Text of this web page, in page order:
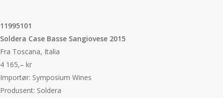
11995101
Soldera Case Basse Sangiovese 2015
Fra Toscana, Italia
4 165,– kr
Importør: Symposium Wines
Produsent: Soldera